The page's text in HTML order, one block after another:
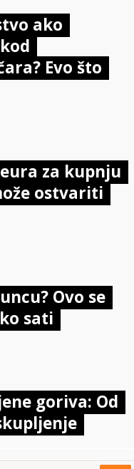
ako
Evo što
za kupnju
ostvariti
Ovo se
sati
goriva: Od